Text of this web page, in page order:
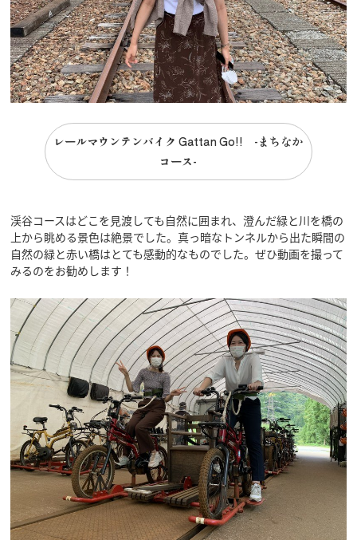
レールマウンテンバイク Gattan Go!! -まちなか
コース-
渓谷コースはどこを見渡しても自然に囲まれ、澄んだ緑と川を橋の
上から眺める景色は絶景でした。真っ暗なトンネルから出た瞬間の
自然の緑と赤い橋はとても感動的なものでした。ぜひ動画を撮って
みるのをお勧めします！